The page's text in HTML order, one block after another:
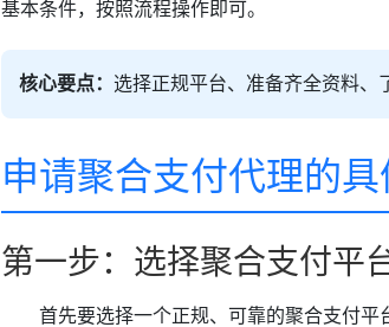
基本条件，按照流程操作即可。
核心要点： 选择正规平台、准备齐全资料、
申请聚合支付代理的具
第一步：选择聚合支付平
首先要选择一个正规、可靠的聚合支付平